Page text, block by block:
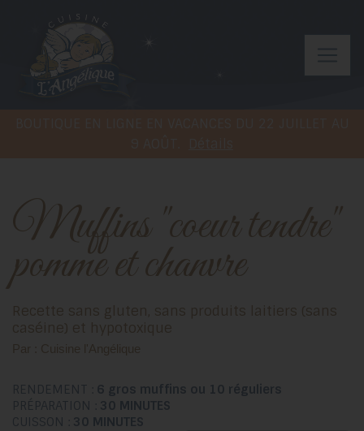
Muffins "coeur tendre"
pomme et chanvre
Recette sans gluten, sans produits laitiers (sans
caséine) et hypotoxique
Par : Cuisine l'Angélique
RENDEMENT : 6 gros muffins ou 10 réguliers
PRÉPARATION : 30 MINUTES
CUISSON : 30 MINUTES